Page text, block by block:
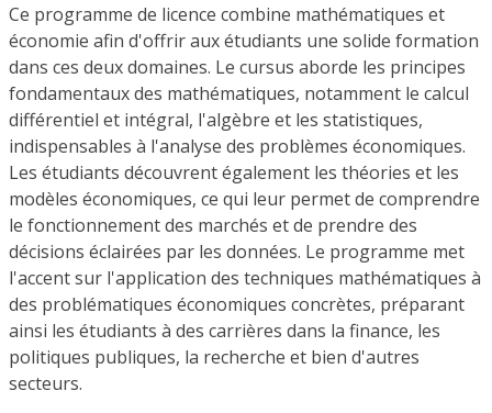
Ce programme de licence combine mathématiques et
économie afin d'offrir aux étudiants une solide formation
dans ces deux domaines. Le cursus aborde les principes
fondamentaux des mathématiques, notamment le calcul
différentiel et intégral, l'algèbre et les statistiques,
indispensables à l'analyse des problèmes économiques.
Les étudiants découvrent également les théories et les
modèles économiques, ce qui leur permet de comprendre
le fonctionnement des marchés et de prendre des
décisions éclairées par les données. Le programme met
l'accent sur l'application des techniques mathématiques à
des problématiques économiques concrètes, préparant
ainsi les étudiants à des carrières dans la finance, les
politiques publiques, la recherche et bien d'autres
secteurs.